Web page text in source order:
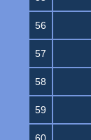
56
57
58
59